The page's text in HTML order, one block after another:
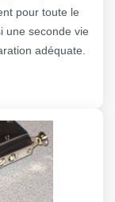
pour toute le
une seconde vie
adéquate.